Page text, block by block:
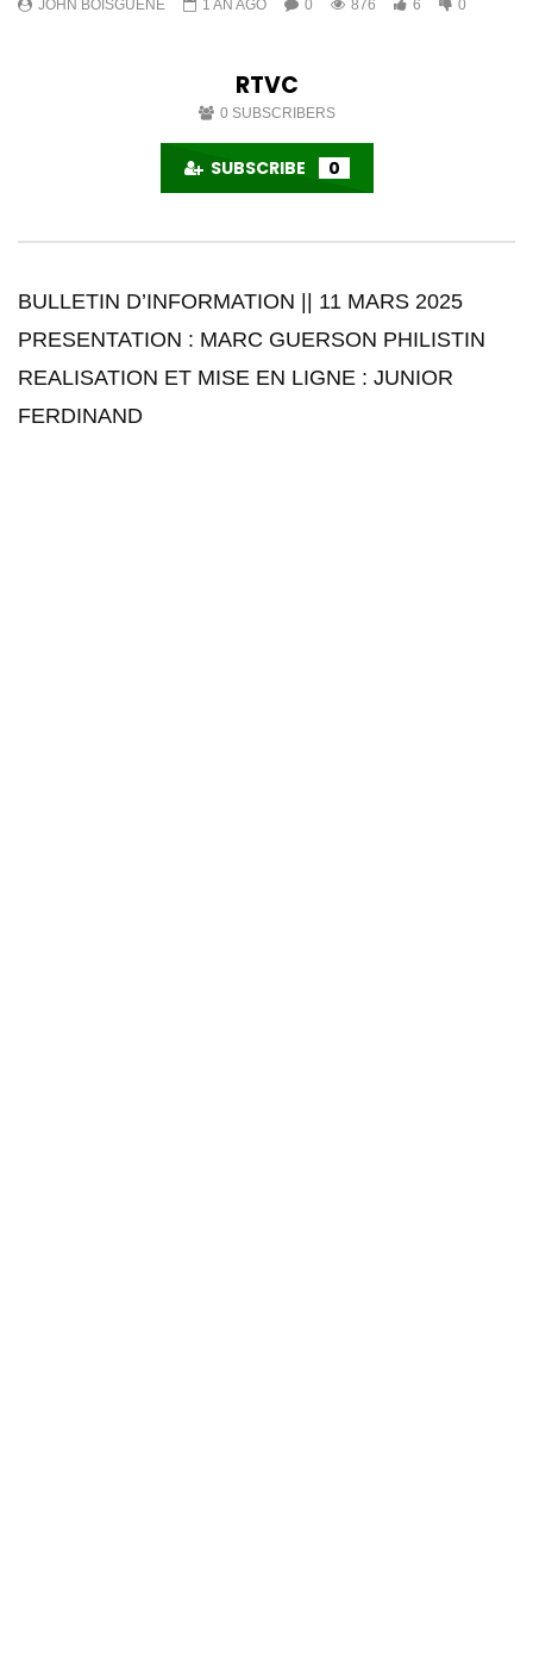
JOHN BOISGUENE 1 AN AGO 0 876 6 0
RTVC
0 SUBSCRIBERS
SUBSCRIBE 0
BULLETIN D’INFORMATION || 11 MARS 2025
PRESENTATION : MARC GUERSON PHILISTIN
REALISATION ET MISE EN LIGNE : JUNIOR
FERDINAND